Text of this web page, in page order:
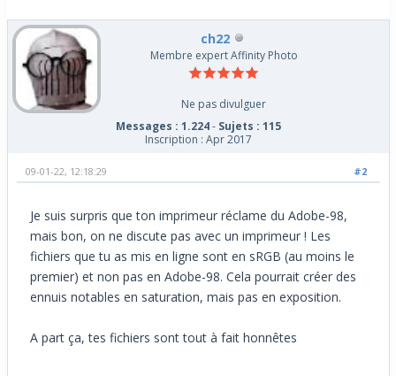
ch22
Membre expert Affinity Photo
Ne pas divulguer
Messages : 1.224- Sujets : 115
Inscription : Apr 2017
#2
09-01-22, 12:18:29
Je suis surpris que ton imprimeur réclame du Adobe-98,
mais bon, on ne discute pas avec un imprimeur ! Les
fichiers que tu as mis en ligne sont en sRGB (au moins le
premier) et non pas en Adobe-98. Cela pourrait créer des
ennuis notables en saturation, mais pas en exposition.
A part ça, tes fichiers sont tout à fait honnêtes